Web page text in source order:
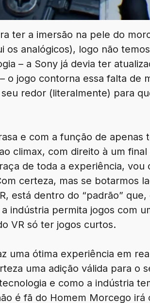
ter a imersão na pele do
os analógicos), logo não
– a Sony já devia ter
o jogo contorna essa falta de
redor (literalmente) para
e com a função de apenas
climax, com direito à um
de toda a experiência, vou
certeza, mas se botarmos
está dentro do “padrão”
indústria permita jogos com
VR só ter jogos curtos.
uma ótima experiência em
uma adição válida para o
e como a indústria
é fã do Homem Morcego